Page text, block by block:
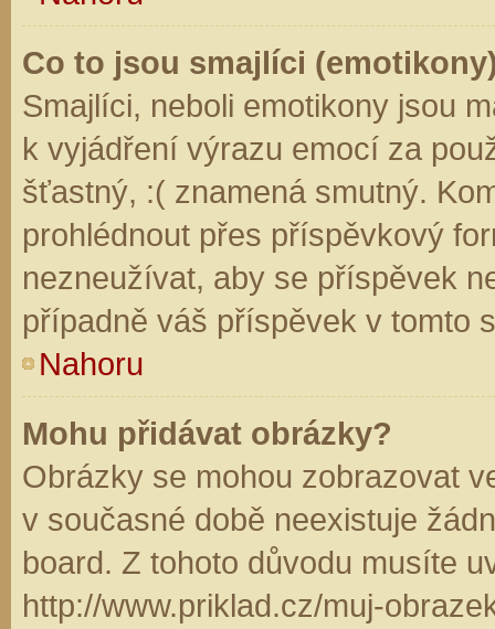
Co to jsou smajlíci
Smajlíci, neboli emotikony jsou
k vyjádření výrazu emocí za
šťastný, :( znamená smutný.
prohlédnout přes příspěvkový
nezneužívat, aby se příspěvek
případně váš příspěvek v tomto
Nahoru
Mohu přidávat obrázky?
Obrázky se mohou zobrazovat
v současné době neexistuje
board. Z tohoto důvodu musíte
http://www.priklad.cz/muj-